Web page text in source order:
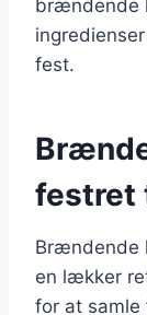
brændende
fest.
festret
Brændende
en lækker
for at samle